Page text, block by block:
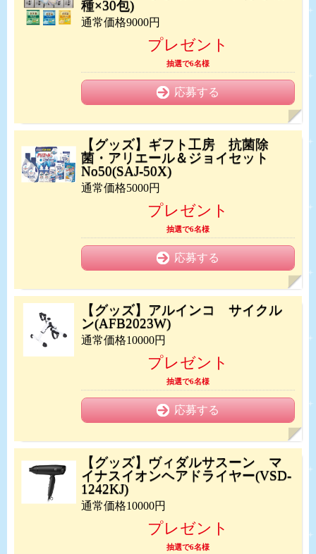
種×30包)
通常価格9000円
プレゼント
抽選で6名様
応募する
【グッズ】ギフト工房 抗菌除
菌・アリエール＆ジョイセット
No50(SAJ-50X)
通常価格5000円
プレゼント
抽選で6名様
応募する
【グッズ】アルインコ サイクル
ン(AFB2023W)
通常価格10000円
プレゼント
抽選で6名様
応募する
【グッズ】ヴィダルサスーン マ
イナスイオンヘアドライヤー(VSD-
1242KJ)
通常価格10000円
プレゼント
抽選で6名様